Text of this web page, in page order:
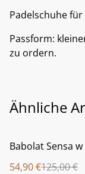
Padelschuhe für
Passform:
zu ordern.
Ähnliche
%
Babolat Sensa w
54,90 €125,00 €